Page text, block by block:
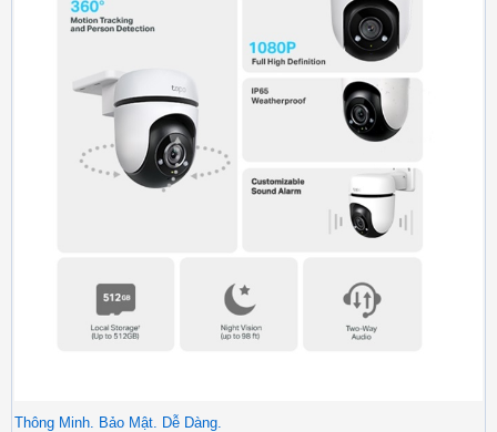
Thông Minh. Bảo Mật. Dễ Dàng.